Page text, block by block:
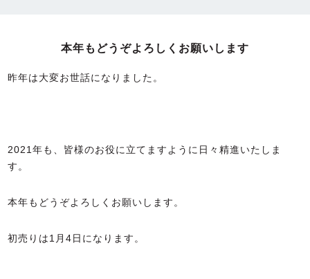
本年もどうぞよろしくお願いします
昨年は大変お世話になりました。
2021年も、皆様のお役に立てますように日々精進いたしま
す。
本年もどうぞよろしくお願いします。
初売りは1月4日になります。